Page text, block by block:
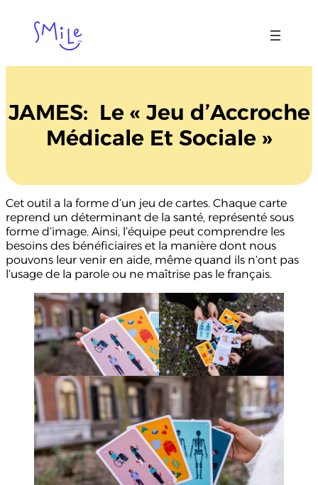
contenu
JAMES: Le « Jeu d’Accroche
Médicale Et Sociale »
Cet outil a la forme d’un jeu de cartes. Chaque carte
reprend un déterminant de la santé, représenté sous
forme d’image. Ainsi, l’équipe peut comprendre les
besoins des bénéficiaires et la manière dont nous
pouvons leur venir en aide, même quand ils n’ont pas
l’usage de la parole ou ne maîtrise pas le français.